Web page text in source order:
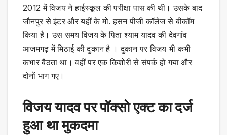
2012 में विजय ने हाईस्कूल की परीक्षा पास की थी। उसके बाद
जौनपुर से इंटर और यहीं के मो. हसन पीजी कॉलेज से बीकॉम
किया है। उस समय विजय के पिता श्याम यादव की देवगांव
आजमगढ़ में मिठाई की दुकान है । दुकान पर विजय भी कभी
कभार बैठता था। वहीं पर एक किशोरी से संपर्क हो गया और
दोनों भाग गए।
विजय यादव पर पॉक्सो एक्ट का दर्ज
हुआ था मुकदमा